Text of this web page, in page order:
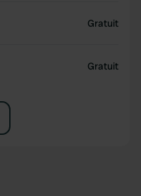
Gratuit
Gratuit